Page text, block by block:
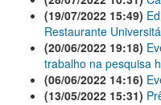
(19/07/2022 15:49)
Restaurante
(20/06/2022 19:18)
trabalho na pesquisa
(06/06/2022 14:16)
(13/05/2022 15:31)